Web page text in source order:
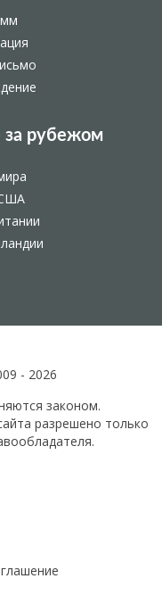
за рубежом
- 2026
законом.
разрешено только